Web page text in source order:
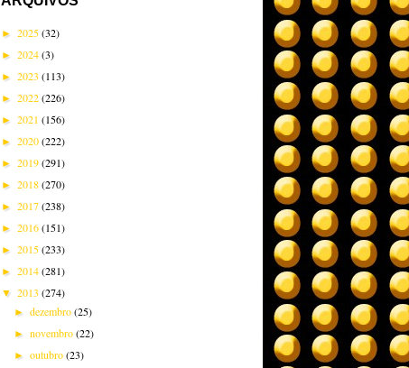
► 2025(32)
► 2024(3)
► 2023 (113)
► 2022(226)
► 2021 (156)
► 2020(222)
► 2019(291)
► 2018(270)
► 2017(238)
► 2016(151)
► 2015(233)
► 2014(281)
▼ 2013 (274)
►dezembro(25)
►novembro(22)
►outubro(23)